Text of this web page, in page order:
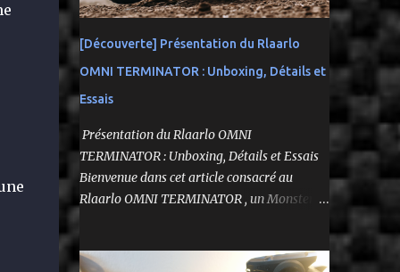
[Découverte] Présentation du Rlaarlo
OMNI TERMINATOR : Unboxing, Détails et
Essais
Présentation du Rlaarlo OMNI
TERMINATOR : Unboxing, Détails et Essais
Bienvenue dans cet article consacré au
Rlaarlo OMNI TERMINATOR , un Monster
ses caractéristiques détaillées, les essais